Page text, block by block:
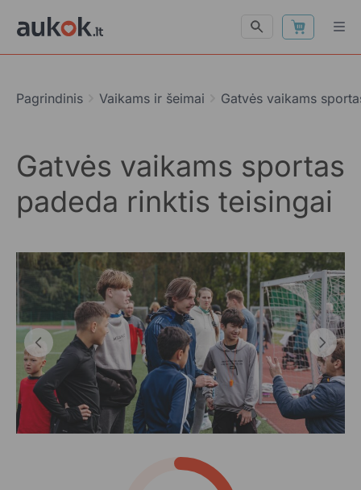
Pagrindinis Vaikams ir šeimai Gatvės vaikams
Gatvės vaikams sportas
padeda rinktis teisingai